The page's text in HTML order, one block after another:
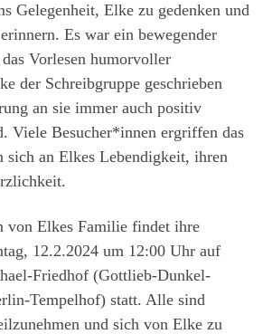
Gelegenheit, Elke zu gedenken und
Es war ein bewegender
Vorlesen humorvoller
der Schreibgruppe geschrieben
an sie immer auch positiv
Viele Besucher*innen ergriffen das
sich an Elkes Lebendigkeit, ihren
von Elkes Familie findet ihre
12.2.2024 um 12:00 Uhr auf
Friedhof (Gottlieb-Dunkel-
Tempelhof) statt. Alle sind
und sich von Elke zu